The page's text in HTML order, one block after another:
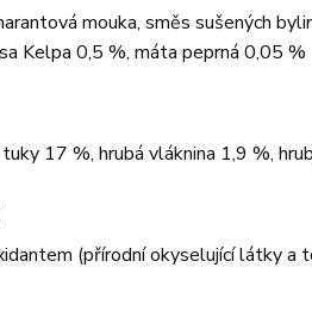
mouka, směs sušených
Kelpa 0,5 %, máta peprná 0,05 %
17 %, hrubá vláknina 1,9 %,
(přírodní okyselující látky